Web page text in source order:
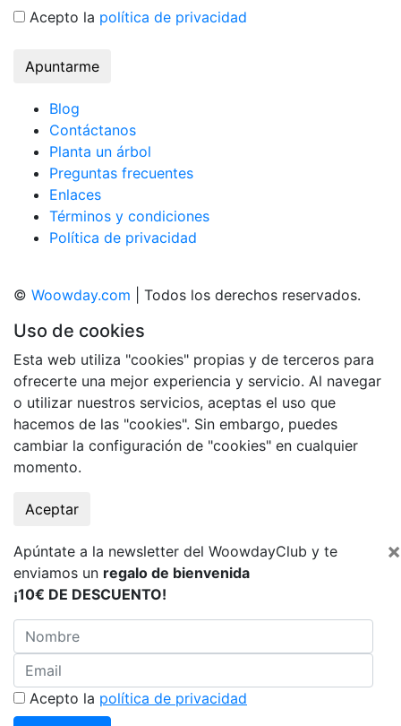
Acepto la política de privacidad
Apuntarme
Blog
Contáctanos
Planta un árbol
Preguntas frecuentes
Enlaces
Términos y condiciones
Política de privacidad
© Woowday.com | Todos los derechos reservados.
Uso de cookies
Esta web utiliza "cookies" propias y de terceros para
ofrecerte una mejor experiencia y servicio. Al navegar
o utilizar nuestros servicios, aceptas el uso que
hacemos de las "cookies". Sin embargo, puedes
cambiar la configuración de "cookies" en cualquier
momento.
Aceptar
×
Apúntate a la newsletter del WoowdayClub y te
enviamos un regalo de bienvenida
¡10€ DE DESCUENTO!
Acepto la política de privacidad